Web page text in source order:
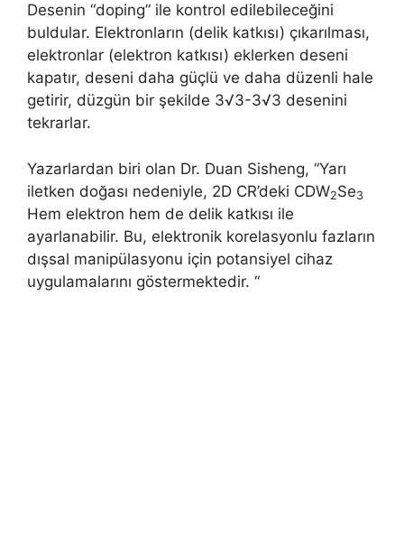
Desenin “doping” ile kontrol edilebileceğini
buldular. Elektronların (delik katkısı) çıkarılması,
elektronlar (elektron katkısı) eklerken deseni
kapatır, deseni daha güçlü ve daha düzenli hale
getirir, düzgün bir şekilde 3√3-3√3 desenini
tekrarlar.
Yazarlardan biri olan Dr. Duan Sisheng, “Yarı
iletken doğası nedeniyle, 2D CR’deki CDW2Se3
Hem elektron hem de delik katkısı ile
ayarlanabilir. Bu, elektronik korelasyonlu fazların
dışsal manipülasyonu için potansiyel cihaz
uygulamalarını göstermektedir. “